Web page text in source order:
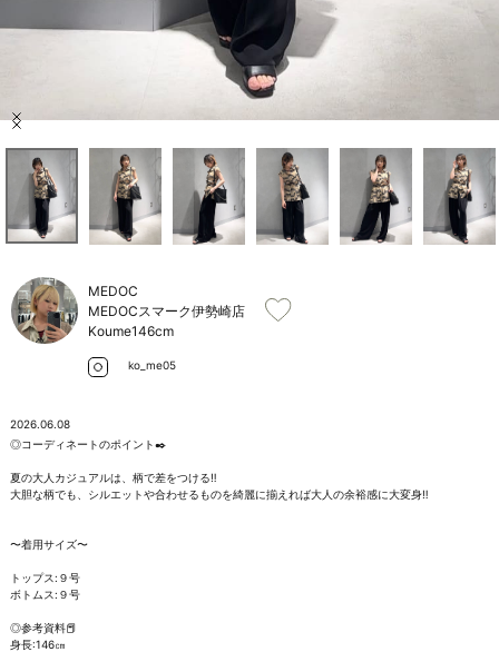
ブランド一覧
サイズガイド
ご利用ガイド/ヘルプ
Item
MEDOC
MEDOCスマーク伊勢崎店
Koume146cm
ko_me05
2026.06.08
◎コーディネートのポイント✒️
夏の大人カジュアルは、柄で差をつける‼️
大胆な柄でも、シルエットや合わせるものを綺麗に揃えれば大人の余裕感に大変身‼️
〜着用サイズ〜
トップス:９号
ボトムス:９号
◎参考資料📕
身長:146㎝